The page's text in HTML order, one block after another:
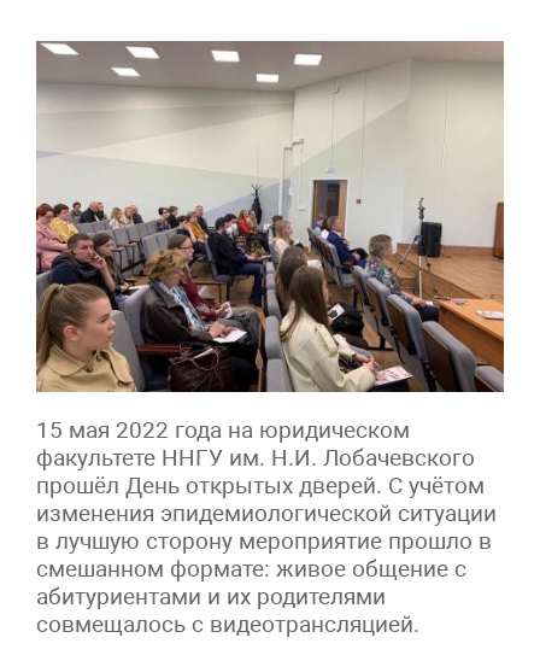
15 мая 2022 года на юридическом
факультете ННГУ им. Н.И. Лобачевского
прошёл День открытых дверей. С учётом
изменения эпидемиологической ситуации
в лучшую сторону мероприятие прошло в
смешанном формате: живое общение с
абитуриентами и их родителями
совмещалось с видеотрансляцией.